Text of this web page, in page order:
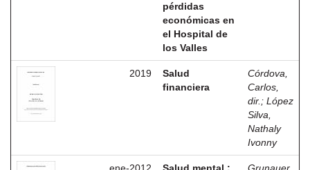
pérdidas
económicas en
el Hospital de
los Valles
2019
Salud
financiera
Córdova,
Carlos,
dir. ; López
Silva,
Nathaly
Ivonny